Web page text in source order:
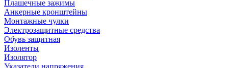
Плашечные зажимы
Анкерные кронштейны
Монтажные чулки
Электрозащитные средства
Обувь защитная
Изоленты
Изолятор
Указатели напряжения